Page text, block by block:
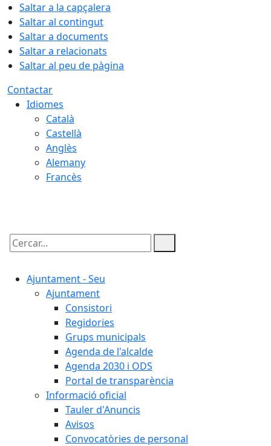
Saltar a la capçalera
Saltar al contingut
Saltar a documents
Saltar a relacionats
Saltar al peu de pàgina
Contactar
Idiomes
Català
Castellà
Anglès
Alemany
Francès
Cercar:
Ajuntament - Seu
Ajuntament
Consistori
Regidories
Grups municipals
Agenda de l'alcalde
Agenda 2030 i ODS
Portal de transparència
Informació oficial
Tauler d'Anuncis
Avisos
Convocatòries de personal